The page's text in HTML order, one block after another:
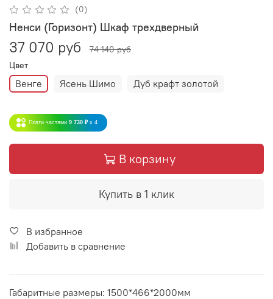
(0)
Ненси (Горизонт) Шкаф трехдверный
37 070 руб
74 140 руб
Цвет
Венге Ясень Шимо Дуб крафт золотой
Плати частями 9 730 ₽ x 4
В корзину
Купить в 1 клик
В избранное
Добавить в сравнение
Габаритные размеры: 1500*466*2000мм